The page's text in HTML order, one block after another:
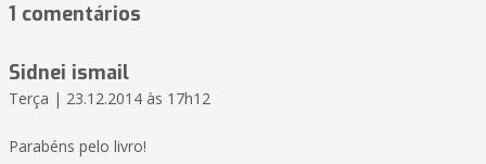
1 comentários
Sidnei ismail
Terça | 23.12.2014 às 17h12
Parabéns pelo livro!